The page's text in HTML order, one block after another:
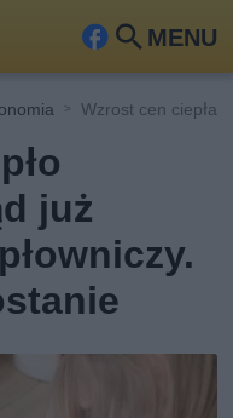
MENU
Fa
ook
Szu
Wzrost cen ciepła
już